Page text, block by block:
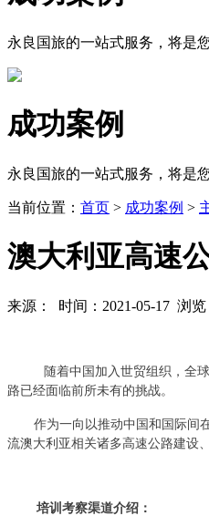
永良国旅的一站式服务，将是
成功案例
永良国旅的一站式服务，将是
当前位置： 首页 > 成功案例 >
澳大利亚高速
来源： 时间：2021-05-17 浏览
随着中国加入世贸组织，全
路已经面临前所未有的挑战。
作为一向以推动中国和国际间
流澳大利亚相关诸多高速公路建设
培训考察渠道介绍：